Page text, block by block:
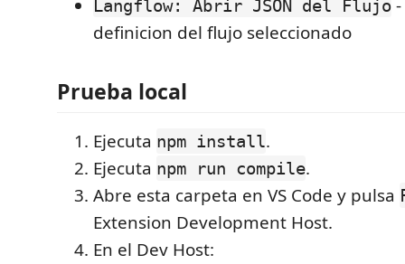
Langflow: Abrir JSON del Flujo
definicion del flujo seleccionado
Prueba local
Ejecuta npm install.
Ejecuta npm run compile.
Abre esta carpeta en VS Code y pulsa
Extension Development Host.
En el Dev Host: